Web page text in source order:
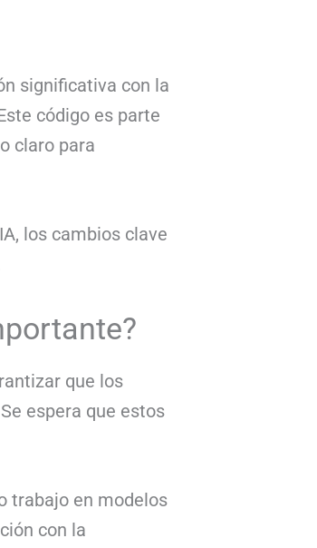
significativa con la
código es parte
claro para
los cambios clave
que los
espera que estos
trabajo en modelos
con la